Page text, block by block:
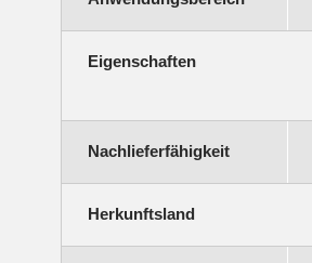
Eigenschaften
Nachlieferfähigkeit
Herkunftsland